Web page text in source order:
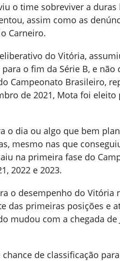
o time sobreviver a duras
assim como as
Carneiro.
do Vitória,
o fim da Série B, e não
Campeonato Brasileiro,
de 2021, Mota foi
o dia ou algo que bem
mesmo nas que
na primeira fase do
2022 e 2023.
o desempenho do Vitória
das primeiras posições e
mudou com a chegada de
de classificação